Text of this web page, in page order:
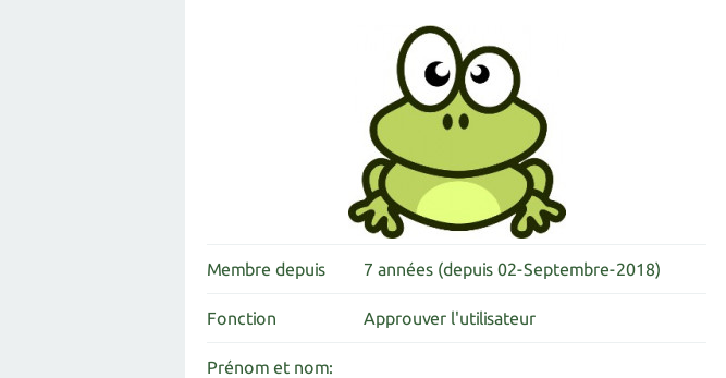
Membre depuis 7 années (depuis 02-Septembre-2018)
Fonction Approuver l'utilisateur
Prénom et nom: